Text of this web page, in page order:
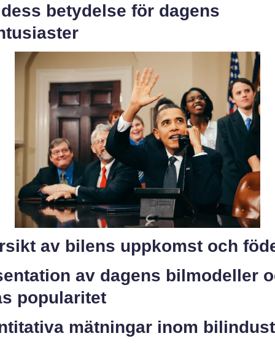
betydelse för dagens
av bilens uppkomst och
av dagens bilmodeller
popularitet
mätningar inom